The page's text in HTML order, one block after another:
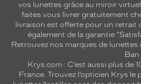
vos lunettes grâce au miroir
faites vous livrer gratuitement
livraison est offerte pour un retrait
également de la garantie
Retrouvez nos marques de lunettes
Ban
Krys.com : C’est aussi plus de
France. Trouvez l’opticien Krys le